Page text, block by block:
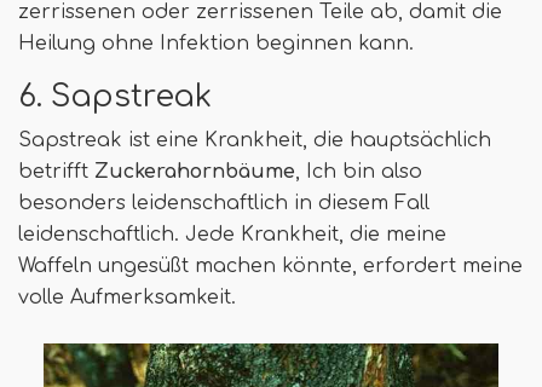
zerrissenen oder zerrissenen Teile ab, damit die
Heilung ohne Infektion beginnen kann.
6. Sapstreak
Sapstreak ist eine Krankheit, die hauptsächlich
betrifft Zuckerahornbäume, Ich bin also
besonders leidenschaftlich in diesem Fall
leidenschaftlich. Jede Krankheit, die meine
Waffeln ungesüßt machen könnte, erfordert meine
volle Aufmerksamkeit.